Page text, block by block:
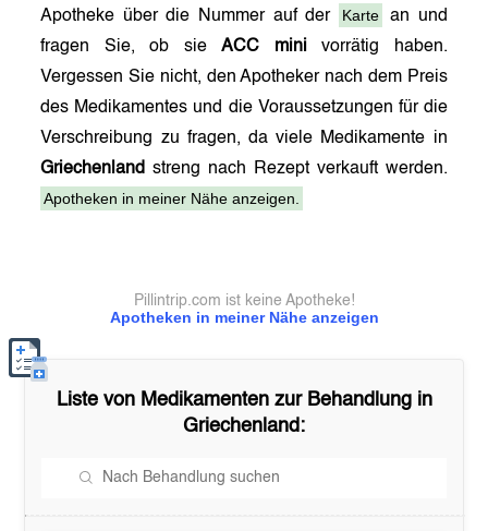
Apotheke über die Nummer auf der Karte
an und
fragen Sie, ob sieACC mini vorrätig haben.
Vergessen Sie nicht, den Apotheker nach dem Preis
des Medikamentes und die Voraussetzungen für die
Verschreibung zu fragen, da viele Medikamente in
Griechenland streng nach Rezept verkauft werden.
Apotheken in meiner Nähe anzeigen.
Apotheken in meiner Nähe anzeigen
Pillintrip.com ist keine Apotheke!
Liste von Medikamenten zur Behandlung in
Griechenland :